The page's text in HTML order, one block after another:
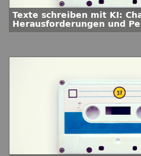
Texte schreiben mit KI:
Herausforderungen und
die Hochschullehre